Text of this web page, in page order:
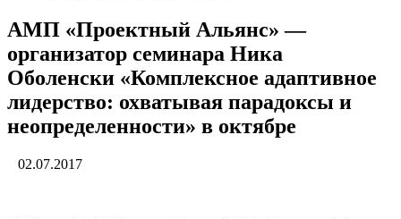
АМП «Проектный Альянс» —
организатор семинара Ника
Оболенски «Комплексное адаптивное
лидерство: охватывая парадоксы и
неопределенности» в октябре
02.07.2017